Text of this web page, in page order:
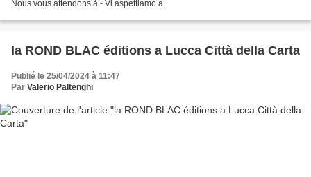
Nous vous attendons à - Vi aspettiamo a
la ROND BLAC éditions a Lucca Città della Carta
Publié le 25/04/2024 à 11:47
Par Valerio Paltenghi